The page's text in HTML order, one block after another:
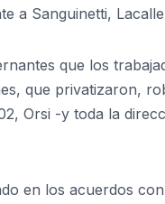
a Sanguinetti,
que los
que privatizaron,
Orsi -y toda la
en los acuerdos